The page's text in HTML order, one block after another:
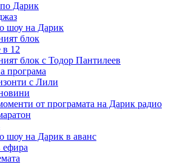
Дарик
шоу на Дарик
блок
12
блок с Тодор Пантилеев
програма
с Лили
от програмата на Дарик радио
шоу на Дарик в аванс
ефира